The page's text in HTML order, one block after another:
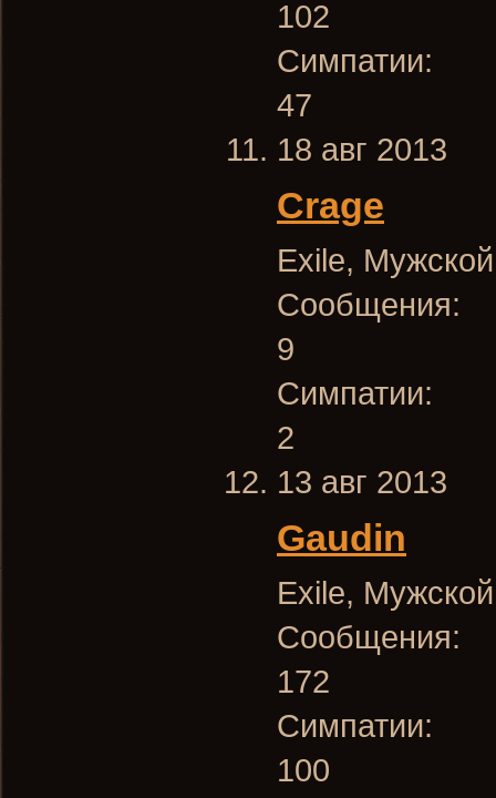
102
Симпатии:
47
18 авг 2013
Crage
Exile, Мужской
Сообщения:
9
Симпатии:
2
13 авг 2013
Gaudin
Exile,
Сообщения:
172
Симпатии:
100